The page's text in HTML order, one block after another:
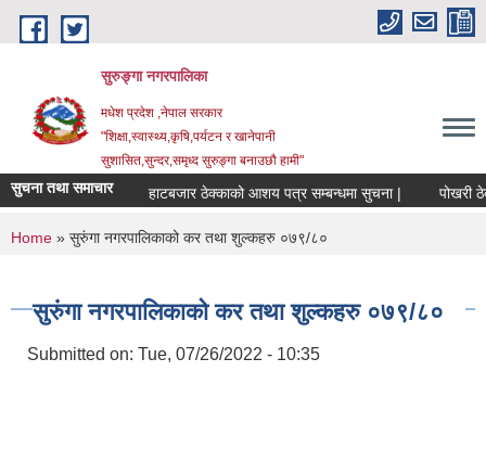
Skip to main content
सुरुङ्‍गा नगरपालिका
मधेश प्रदेश ,नेपाल सरकार
"शिक्षा,स्वास्थ्य,कृषि,पर्यटन र खानेपानी
सुशासित,सुन्दर,समृध्द सुरुङ्गा बनाउछौ हामी"
सुचना तथा समाचार हाटबजार ठेक्काको आशय पत्र सम्बन्धमा सुचना | पोखरी
You are here
Home » सुरुंगा नगरपालिकाको कर तथा शुल्कहरु ०७९/८०
सुरुंगा नगरपालिकाको कर तथा शुल्कहरु ०७९/८०
Submitted on: Tue, 07/26/2022 - 10:35